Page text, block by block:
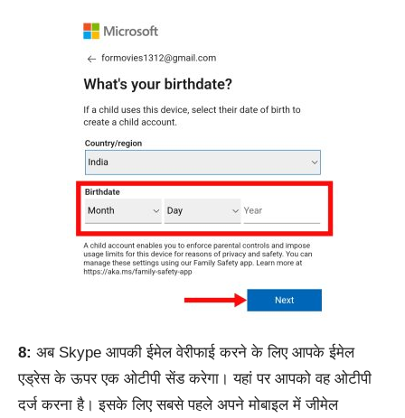
8: अब Skype आपकी ईमेल वेरीफाई करने के लिए आपके ईमेल
एड्रेस के ऊपर एक ओटीपी सेंड करेगा। यहां पर आपको वह ओटीपी
दर्ज करना है। इसके लिए सबसे पहले अपने मोबाइल में जीमेल